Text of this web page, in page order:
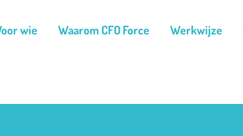
wie Waarom CFO Force Werkwijze